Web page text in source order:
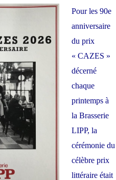
Pour les 90e
anniversaire
du prix
« CAZES »
décerné
chaque
printemps à
la Brasserie
LIPP, la
cérémonie du
célèbre prix
littéraire était